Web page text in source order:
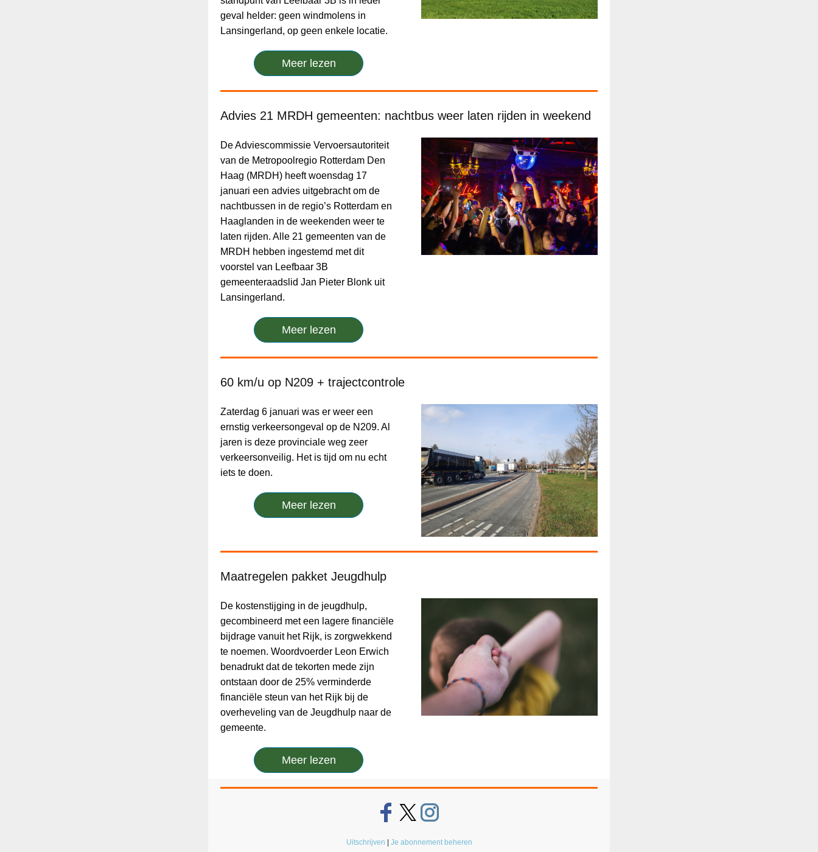
geval helder: geen windmolens in
Lansingerland, op geen enkele locatie.
Meer lezen
Advies 21 MRDH gemeenten: nachtbus weer laten rijden in weekend
De Adviescommissie Vervoersautoriteit
van de Metropoolregio Rotterdam Den
Haag (MRDH) heeft woensdag 17
januari een advies uitgebracht om de
nachtbussen in de regio’s Rotterdam en
Haaglanden in de weekenden weer te
laten rijden. Alle 21 gemeenten van de
MRDH hebben ingestemd met dit
voorstel van Leefbaar 3B
gemeenteraadslid Jan Pieter Blonk uit
Lansingerland.
Meer lezen
60 km/u op N209 + trajectcontrole
Zaterdag 6 januari was er weer een
ernstig verkeersongeval op de N209. Al
jaren is deze provinciale weg zeer
verkeersonveilig. Het is tijd om nu echt
iets te doen.
Meer lezen
Maatregelen pakket Jeugdhulp
De kostenstijging in de jeugdhulp,
gecombineerd met een lagere financiële
bijdrage vanuit het Rijk, is zorgwekkend
te noemen. Woordvoerder Leon Erwich
benadrukt dat de tekorten mede zijn
ontstaan door de 25% verminderde
financiële steun van het Rijk bij de
overheveling van de Jeugdhulp naar de
gemeente.
Meer lezen
Uitschrijven Je abonnement beheren